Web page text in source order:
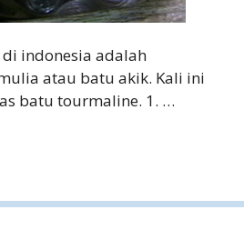
indonesia adalah
atau batu akik. Kali ini
batu tourmaline. 1. …